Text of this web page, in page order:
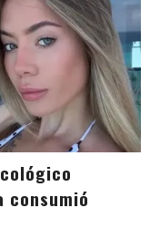
consumió